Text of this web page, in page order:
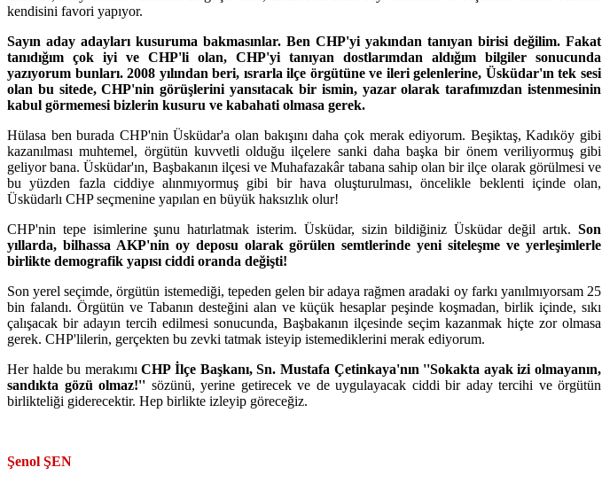
kendisini favori yapıyor.
Sayın aday adayları kusuruma bakmasınlar. Ben CHP'yi yakından tanıyan birisi değilim. Fakat
tanıdığım çok iyi ve CHP'li olan, CHP'yi tanıyan dostlarımdan aldığım bilgiler sonucunda
yazıyorum bunları. 2008 yılından beri, ısrarla ilçe örgütüne ve ileri gelenlerine, Üsküdar'ın tek sesi
olan bu sitede, CHP'nin görüşlerini yansıtacak bir ismin, yazar olarak tarafımızdan istenmesinin
kabul görmemesi bizlerin kusuru ve kabahati olmasa gerek.
Hülasa ben burada CHP'nin Üsküdar'a olan bakışını daha çok merak ediyorum. Beşiktaş, Kadıköy gibi
kazanılması muhtemel, örgütün kuvvetli olduğu ilçelere sanki daha başka bir önem veriliyormuş gibi
geliyor bana. Üsküdar'ın, Başbakanın ilçesi ve Muhafazakâr tabana sahip olan bir ilçe olarak görülmesi ve
bu yüzden fazla ciddiye alınmıyormuş gibi bir hava oluşturulması, öncelikle beklenti içinde olan,
Üsküdarlı CHP seçmenine yapılan en büyük haksızlık olur!
CHP'nin tepe isimlerine şunu hatırlatmak isterim. Üsküdar, sizin bildiğiniz Üsküdar değil artık. Son
yıllarda, bilhassa AKP'nin oy deposu olarak görülen semtlerinde yeni siteleşme ve yerleşimlerle
birlikte demografik yapısı ciddi oranda değişti!
Son yerel seçimde, örgütün istemediği, tepeden gelen bir adaya rağmen aradaki oy farkı yanılmıyorsam 25
bin falandı. Örgütün ve Tabanın desteğini alan ve küçük hesaplar peşinde koşmadan, birlik içinde, sıkı
çalışacak bir adayın tercih edilmesi sonucunda, Başbakanın ilçesinde seçim kazanmak hiçte zor olmasa
gerek. CHP'lilerin, gerçekten bu zevki tatmak isteyip istemediklerini merak ediyorum.
Her halde bu merakımıCHP İlçe Başkanı, Sn. Mustafa Çetinkaya'nın ''Sokakta ayak izi olmayanın,
sandıkta gözü olmaz!'' sözünü, yerine getirecek ve de uygulayacak ciddi bir aday tercihi ve örgütün
birlikteliği giderecektir. Hep birlikte izleyip göreceğiz.
Şenol ŞEN